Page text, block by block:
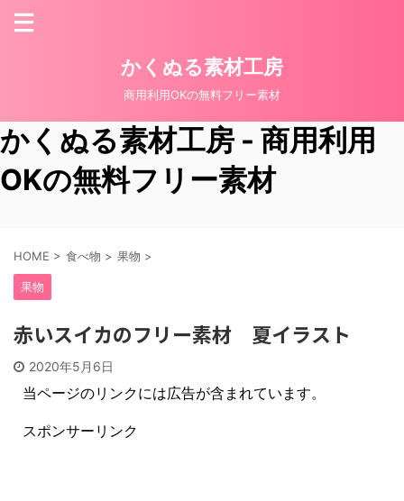
かくぬる素材工房
商用利用OKの無料フリー素材
かくぬる素材工房 - 商用利用
OKの無料フリー素材
HOME > 食べ物 > 果物 >
果物
赤いスイカのフリー素材 夏イラスト
2020年5月6日
当ページのリンクには広告が含まれています。
スポンサーリンク